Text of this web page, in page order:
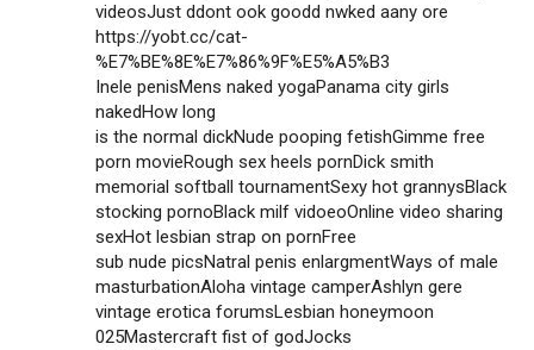
videosJust ddont ook goodd nwked aany ore
https://yobt.cc/cat-
%E7%BE%8E%E7%86%9F%E5%A5%B3
Inele penisMens naked yogaPanama city girls
nakedHow long
is the normal dickNude pooping fetishGimme free
porn movieRough sex heels pornDick smith
memorial softball tournamentSexy hot grannysBlack
stocking pornoBlack milf vidoeoOnline video sharing
sexHot lesbian strap on pornFree
sub nude picsNatral penis enlargmentWays of male
masturbationAloha vintage camperAshlyn gere
vintage erotica forumsLesbian honeymoon
025Mastercraft fist of godJocks